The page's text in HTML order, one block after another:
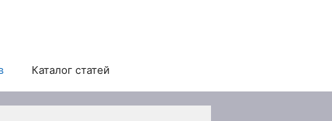
Каталог статей